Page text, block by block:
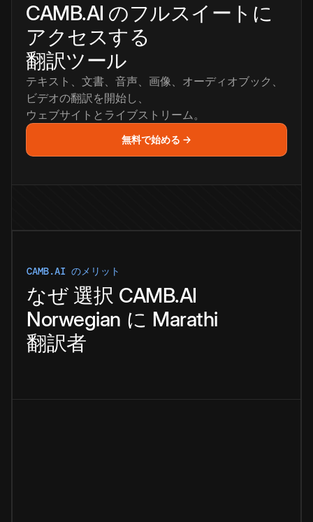
CAMB.AI のフルスイートに
アクセスする
翻訳ツール
テキスト、文書、音声、画像、オーディオブック、
ビデオの翻訳を開始し、
ウェブサイトとライブストリーム。
無料で始める →
CAMB.AI のメリット
なぜ 選択 CAMB.AI
Norwegian に Marathi
翻訳者